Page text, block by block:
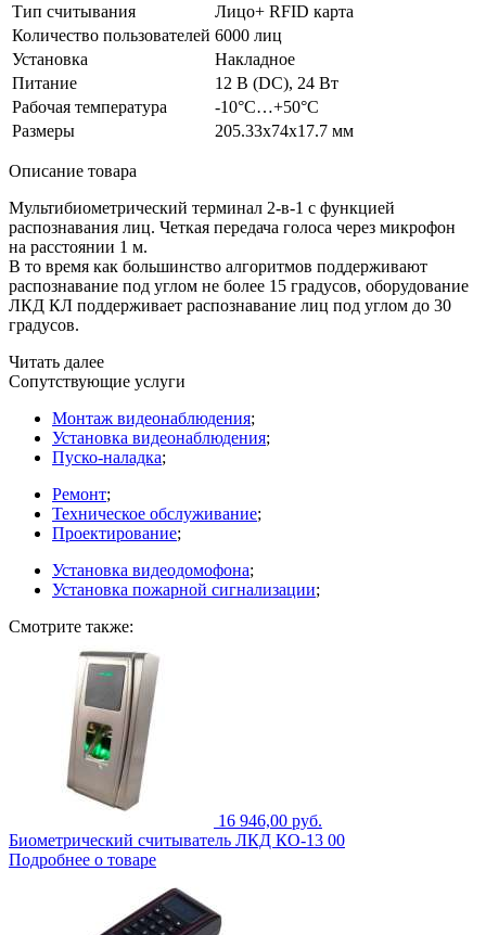
Тип считывания
Лицо+ RFID карта
Количество пользователей 6000 лиц
Установка
Накладное
Питание
12 В (DC), 24 Вт
Рабочая температура
-10°C…+50°C
Размеры
205.33х74х17.7 мм
Описание товара
Мультибиометрический терминал 2-в-1 с функцией
распознавания лиц. Четкая передача голоса через микрофон
на расстоянии 1 м.
В то время как большинство алгоритмов поддерживают
распознавание под углом не более 15 градусов, оборудование
ЛКД КЛ поддерживает распознавание лиц под углом до 30
градусов.
Читать далее
Сопутствующие услуги
Монтаж видеонаблюдения;
Установка видеонаблюдения;
Пуско-наладка;
Ремонт;
Техническое обслуживание;
Проектирование;
Установка видеодомофона;
Установка пожарной сигнализации;
Смотрите также:
16 946,00 руб.
Биометрический считыватель ЛКД КO-13 00
Подробнее о товаре